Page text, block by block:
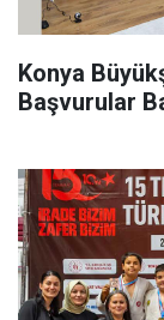
Konya
Başvurular